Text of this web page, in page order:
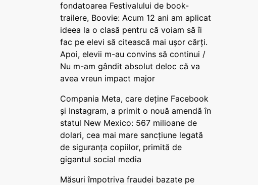
fondatoarea Festivalului de book-
trailere, Boovie: Acum 12 ani am aplicat
ideea la o clasă pentru că voiam să îi
fac pe elevi să citească mai ușor cărți.
Apoi, elevii m-au convins să continui /
Nu m-am gândit absolut deloc că va
avea vreun impact major
Compania Meta, care deține Facebook
și Instagram, a primit o nouă amendă în
statul New Mexico: 567 milioane de
dolari, cea mai mare sancțiune legată
de siguranța copiilor, primită de
gigantul social media
Măsuri împotriva fraudei bazate pe